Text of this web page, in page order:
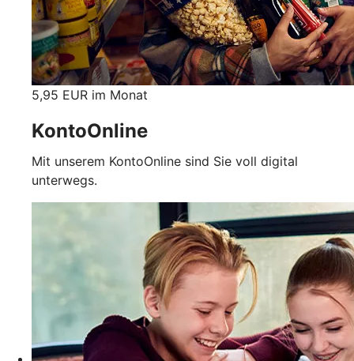
5,95 EUR im Monat
KontoOnline
Mit unserem KontoOnline sind Sie voll digital
unterwegs.